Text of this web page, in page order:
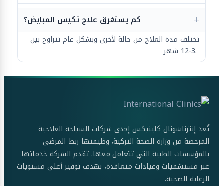
تختلف مدة العلاج من حالة لأخرى وبشكل عام تتراوح بين
3-12 شهر.
تُعد إنترناشونال كلينيكس إحدى شركات السياحة العلاجية
المرخصة من وزارة الصحة التركية، وظيفتها ربط المرضى
بالمؤسسات الطبية التي تتعامل معها. تقدم الشركة خدماتها
عبر مستشفيات وعيادات متعاقدة، بهدف توفير أعلى مستويات
الرعاية الصحية.